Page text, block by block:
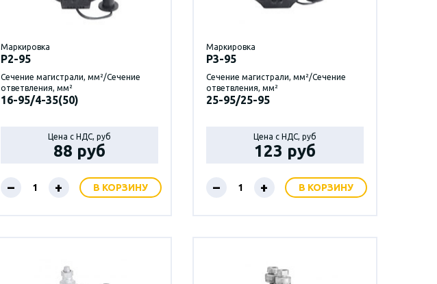
Маркировка
P2-95
Сечение магистрали, мм²/Сечение
ответвления, мм²
16-95/4-35(50)
Цена с НДС, руб
88 руб
– + В КОРЗИНУ
Маркировка
P3-95
Сечение магистрали, мм²/Сечение
ответвления, мм²
25-95/25-95
Цена с НДС, руб
123 руб
– + В КОРЗИНУ